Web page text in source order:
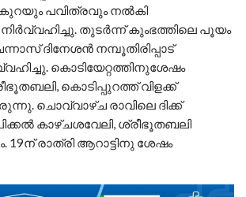
കുറയും പവിത്രവും നൽകി
തുടർന്ന് കുംഭത്തിലെ പൂയം
ദിനേശൻ നമ്പൂതിരിപ്പാട്
കൊടിയേറ്റത്തിനുശേഷം
കൊടിപ്പുറത്ത് വിളക്ക്
ചൊവ്വാഴ്ച രാവിലെ ദിക്ക്
കാഴ്ചശവേലി, ശ്രീഭൂതബലി
രാത്രി ആറാട്ടിനു ശേഷം